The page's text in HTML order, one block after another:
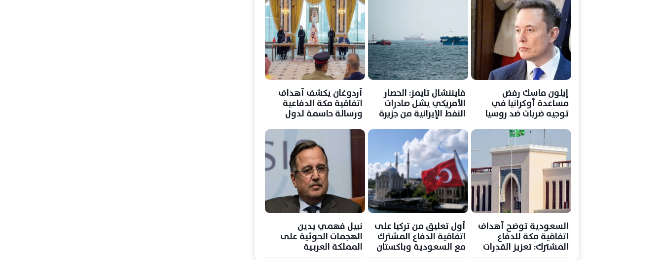
إيلون ماسك رفض
مساعدة أوكرانيا في
توجيه ضربات ضد روسيا
فايننشال تايمز: الحصار
الأمريكي يشل صادرات
النفط الإيرانية من جزيرة
أردوغان يكشف أهداف
اتفاقية مكة الدفاعية
ورسالة حاسمة لدول
السعودية توضح أهداف
اتفاقية مكة للدفاع
المشترك: تعزيز القدرات
أول تعليق من تركيا على
اتفاقية الدفاع المشترك
مع السعودية وباكستان
نبيل فهمي يدين
الهجمات الحوثية على
المملكة العربية